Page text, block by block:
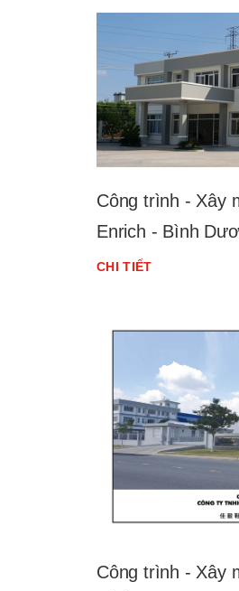
Công trình - Xây
Enrich - Bình
CHI TIẾT
Công trình - Xây